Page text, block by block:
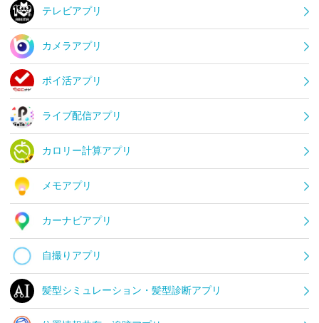
テレビアプリ
カメラアプリ
ポイ活アプリ
ライブ配信アプリ
カロリー計算アプリ
メモアプリ
カーナビアプリ
自撮りアプリ
髪型シミュレーション・髪型診断アプリ